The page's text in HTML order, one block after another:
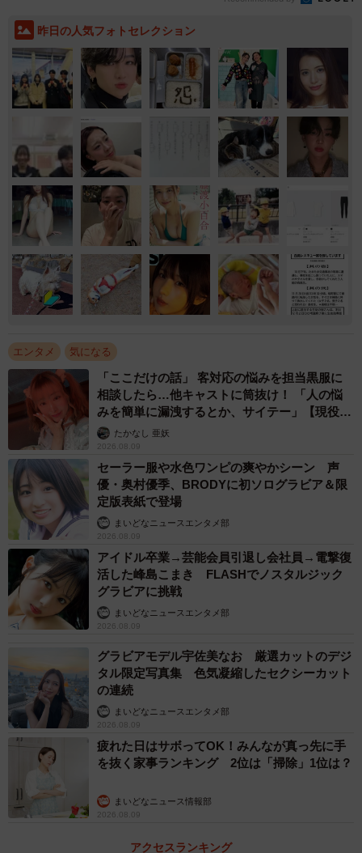
昨日の人気フォトセレクション
エンタメ 気になる
「ここだけの話」 客対応の悩みを担当黒服に
相談したら…他キャストに筒抜け！ 「人の悩
みを簡単に漏洩するとか、サイテー」【現役キ
ャストに取材】
たかなし 亜妖
2026.08.09
セーラー服や水色ワンピの爽やかシーン 声
優・奥村優季、BRODYに初ソログラビア＆限
定版表紙で登場
まいどなニュースエンタメ部
2026.08.09
アイドル卒業→芸能会員引退し会社員→電撃復
活した峰島こまき FLASHでノスタルジック
グラビアに挑戦
まいどなニュースエンタメ部
2026.08.09
グラビアモデル宇佐美なお 厳選カットのデジ
タル限定写真集 色気凝縮したセクシーカット
の連続
まいどなニュースエンタメ部
2026.08.09
疲れた日はサボってOK！みんなが真っ先に手
を抜く家事ランキング 2位は「掃除」1位は？
まいどなニュース情報部
2026.08.09
アクセスランキング